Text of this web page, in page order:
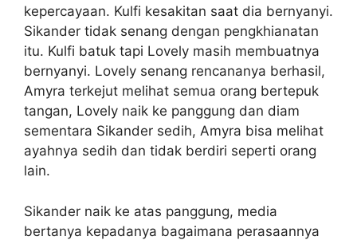
kepercayaan. Kulfi kesakitan saat dia bernyanyi.
Sikander tidak senang dengan pengkhianatan
itu. Kulfi batuk tapi Lovely masih membuatnya
bernyanyi. Lovely senang rencananya berhasil,
Amyra terkejut melihat semua orang bertepuk
tangan, Lovely naik ke panggung dan diam
sementara Sikander sedih, Amyra bisa melihat
ayahnya sedih dan tidak berdiri seperti orang
lain.
Sikander naik ke atas panggung, media
bertanya kepadanya bagaimana perasaannya